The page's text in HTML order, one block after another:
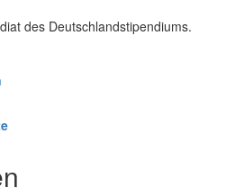
des Deutschlandstipendiums.